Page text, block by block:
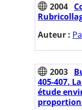
2004
Auteur :
2003
405-407.
étude